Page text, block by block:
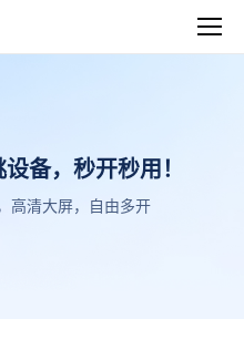
备，秒开秒用！
高清大屏，自由多开